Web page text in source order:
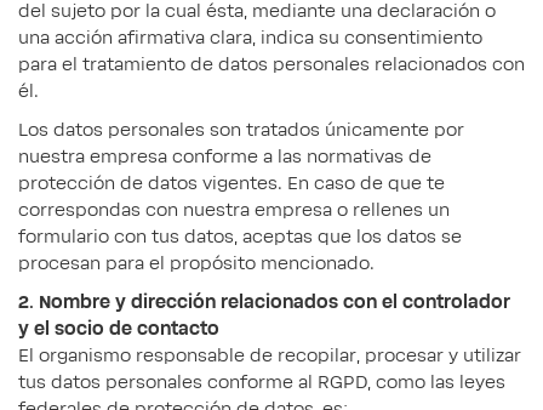
del sujeto por la cual ésta, mediante una declaración o
una acción afirmativa clara, indica su consentimiento
para el tratamiento de datos personales relacionados con
él.
Los datos personales son tratados únicamente por
nuestra empresa conforme a las normativas de
protección de datos vigentes. En caso de que te
correspondas con nuestra empresa o rellenes un
formulario con tus datos, aceptas que los datos se
procesan para el propósito mencionado.
2. Nombre y dirección relacionados con el controlador
y el socio de contacto
El organismo responsable de recopilar, procesar y utilizar
tus datos personales conforme al RGPD, como las leyes